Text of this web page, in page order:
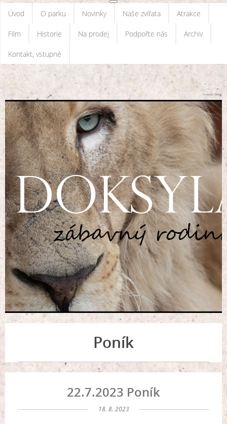
Úvod O parku Novinky Naše zvířata Atrakce
Film Historie Na prodej Podpořte nás Archiv
Kontakt, vstupné
Zoopark Doksy
Poník
22.7.2023 Poník
18. 8. 2023